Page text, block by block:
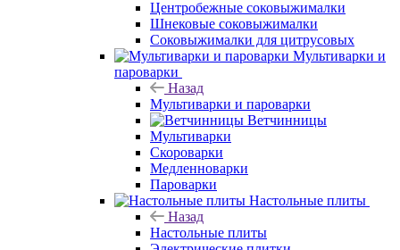
Центробежные соковыжималки
Шнековые соковыжималки
Соковыжималки для цитрусовых
Мультиварки и
пароварки
Назад
Мультиварки и пароварки
Ветчинницы
Мультиварки
Скороварки
Медленноварки
Пароварки
Настольные плиты
Назад
Настольные плиты